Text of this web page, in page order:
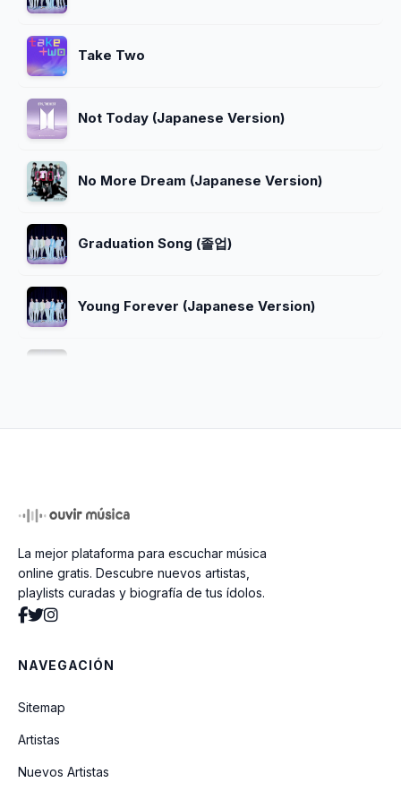
Take Two
Not Today (Japanese Version)
No More Dream (Japanese Version)
Graduation Song (졸업)
Young Forever (Japanese Version)
ホルモン戦争 (War of Hormone)
Dope (쩔어) (Live)
La mejor plataforma para escuchar música
online gratis. Descubre nuevos artistas,
playlists curadas y biografía de tus ídolos.
NAVEGACIÓN
Sitemap
Artistas
Nuevos Artistas